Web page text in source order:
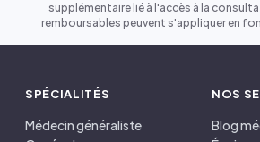
supplémentaire lié à l'accès à la
remboursables peuvent s'appliquer en
SPÉCIALITÉS
Médecin généraliste
NOS
Blog